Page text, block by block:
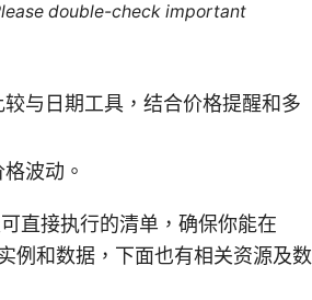
double-check important
与日期工具，结合价格提醒和多
波动。
直接执行的清单，确保你能在
例和数据，下面也有相关资源及数